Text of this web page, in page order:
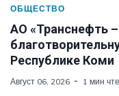
ОБЩЕСТВО
АО «Транснефть
Республике Коми
Август 06, 2026 1 мин